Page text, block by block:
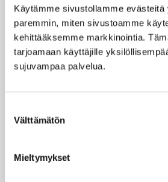
Käytämme sivustollamme
paremmin, miten sivustoamme
kehittääksemme markkinointia.
tarjoamaan käyttäjille
sujuvampaa palvelua.
valinta
Välttämätön
Mieltymykset
-Pöydät ja tuolit, max 20 hlö:lle
-Loppusiivous
Hinnat alkaen 350€. Viimeisin
-Catering-palvelut,